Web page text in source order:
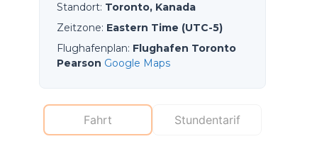
Standort: Toronto, Kanada
Zeitzone: Eastern Time (UTC-5)
Flughafenplan: Flughafen Toronto
Pearson Google Maps